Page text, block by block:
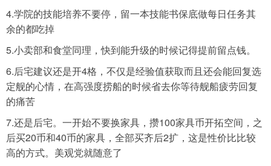
4.学院的技能培养不要停，留一本技能书保底做每日任务其
余的都吃掉
5.小卖部和食堂同理，快到能升级的时候记得提前留点钱。
6.后宅建议还是开4格，不仅是经验值获取而且还会能回复选
定舰的心情，在高强度捞船的时候省去你等待舰船疲劳回复
的痛苦
7.还是后宅。一开始不要换家具，攒100家具币开拓空间，之
后买20币和40币的家具，全部买齐后2扩，这是性价比比较
高的方式。美观党就随意了